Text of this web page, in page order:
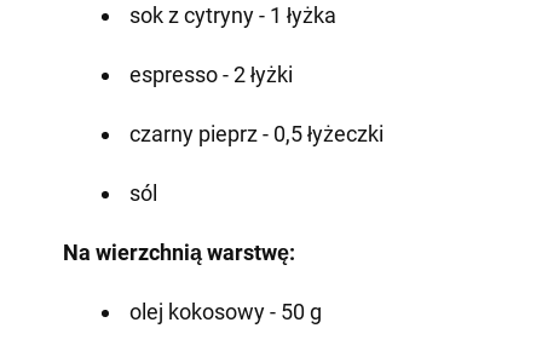
sok z cytryny - 1 łyżka
espresso - 2 łyżki
czarny pieprz - 0,5 łyżeczki
sól
Na wierzchnią warstwę:
olej kokosowy - 50 g